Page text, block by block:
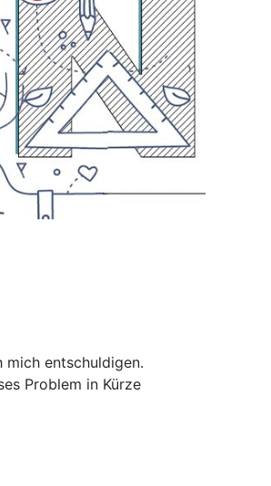
entschuldigen.
Problem in Kürze